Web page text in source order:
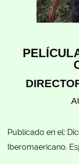
Publicado en el:
Iberomaericano.